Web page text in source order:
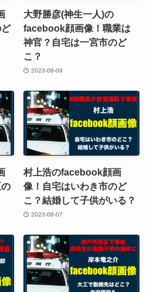
大野勝彦(神生一人)の
facebook顔画像！職業は
神官？自宅は一宮市のど
こ？
2023-08-09
村上浩のfacebook顔画
像！自宅はいわき市のど
こ？結婚して子供がいる？
2023-08-07